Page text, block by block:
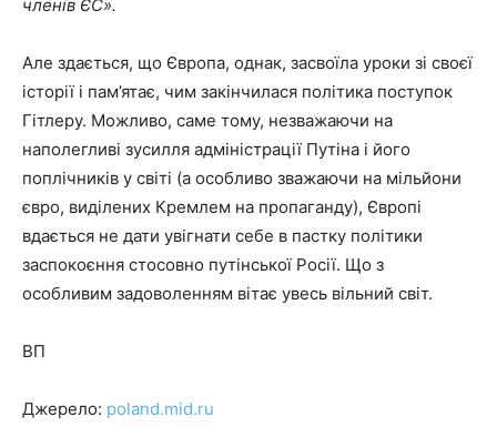
членів ЄС».
Але здається, що Європа, однак, засвоїла уроки зі своєї
історії і пам’ятає, чим закінчилася політика поступок
Гітлеру. Можливо, саме тому, незважаючи на
наполегливі зусилля адміністрації Путіна і його
поплічників у світі (а особливо зважаючи на мільйони
євро, виділених Кремлем на пропаганду), Європі
вдається не дати увігнати себе в пастку політики
заспокоєння стосовно путінської Росії. Що з
особливим задоволенням вітає увесь вільний світ.
ВП
Джерело: poland.mid.ru